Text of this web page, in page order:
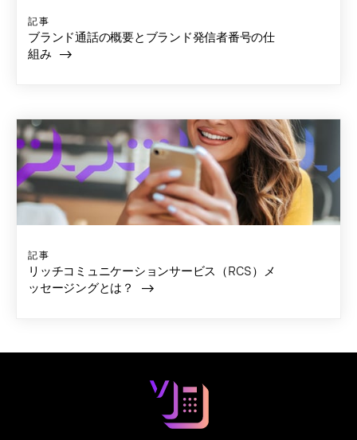
記事
ブランド通話の概要とブランド発信者番号の仕
組み
記事
リッチコミュニケーションサービス（RCS）メ
ッセージングとは？